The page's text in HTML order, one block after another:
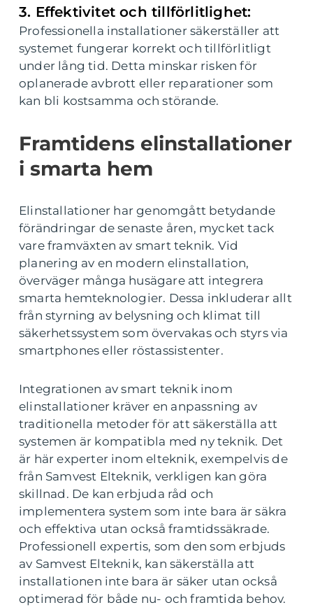
3. Effektivitet och tillförlitlighet:
Professionella installationer säkerställer att
systemet fungerar korrekt och tillförlitligt
under lång tid. Detta minskar risken för
oplanerade avbrott eller reparationer som
kan bli kostsamma och störande.
Framtidens elinstallationer
i smarta hem
Elinstallationer har genomgått betydande
förändringar de senaste åren, mycket tack
vare framväxten av smart teknik. Vid
planering av en modern elinstallation,
överväger många husägare att integrera
smarta hemteknologier. Dessa inkluderar allt
från styrning av belysning och klimat till
säkerhetssystem som övervakas och styrs via
smartphones eller röstassistenter.
Integrationen av smart teknik inom
elinstallationer kräver en anpassning av
traditionella metoder för att säkerställa att
systemen är kompatibla med ny teknik. Det
är här experter inom elteknik, exempelvis de
från Samvest Elteknik, verkligen kan göra
skillnad. De kan erbjuda råd och
implementera system som inte bara är säkra
och effektiva utan också framtidssäkrade.
Professionell expertis, som den som erbjuds
av Samvest Elteknik, kan säkerställa att
installationen inte bara är säker utan också
optimerad för både nu- och framtida behov.